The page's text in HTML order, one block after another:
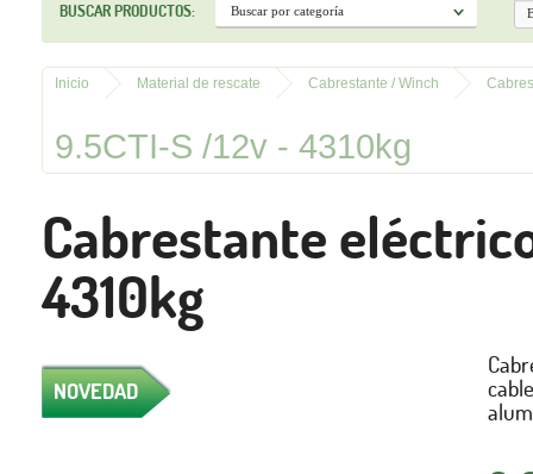
BUSCAR PRODUCTOS:
Inicio Material de rescate Cabrestante / Winch
9.5CTI-S /12v - 4310kg
Cabrestante
4310kg
NOVEDAD